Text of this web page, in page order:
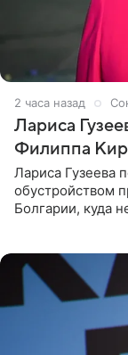
2 часа назад
Лариса
Филиппа
Лариса Гузеева
обустройством
Болгарии, куда